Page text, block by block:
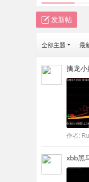
标
之
—
式
码
发新帖
全部主题 最
擒龙小
作者:
xbb黑